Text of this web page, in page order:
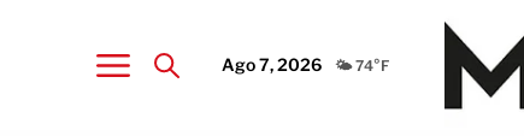
Ago 7, 2026 🌤️ 74°F